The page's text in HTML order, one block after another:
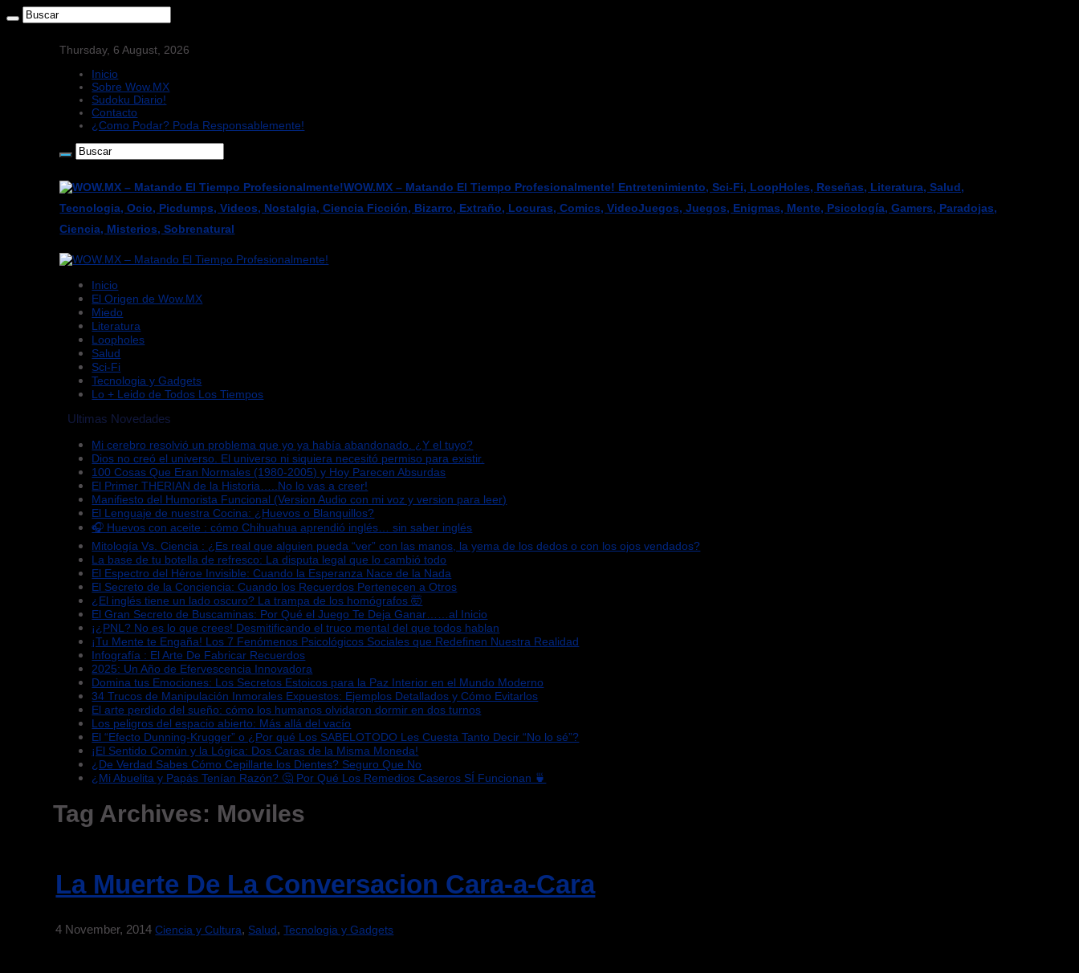
Thursday, 6 August, 2026
Inicio
Sobre Wow.MX
Sudoku Diario!
Contacto
¿Como Podar? Poda Responsablemente!
WOW.MX – Matando El Tiempo Profesionalmente! Entretenimiento, Sci-Fi, LoopHoles, Reseñas, Literatura, Salud,
Tecnologia, Ocio, Picdumps, Videos, Nostalgia, Ciencia Ficción, Bizarro, Extraño, Locuras, Comics, VideoJuegos, Juegos, Enigmas, Mente, Psicología, Gamers, Paradojas,
Ciencia, Misterios, Sobrenatural
Inicio
El Origen de Wow.MX
Miedo
Literatura
Loopholes
Salud
Sci-Fi
Tecnologia y Gadgets
Lo + Leido de Todos Los Tiempos
Ultimas Novedades
Mi cerebro resolvió un problema que yo ya había abandonado. ¿Y el tuyo?
Dios no creó el universo. El universo ni siquiera necesitó permiso para existir.
100 Cosas Que Eran Normales (1980-2005) y Hoy Parecen Absurdas
El Primer THERIAN de la Historia…..No lo vas a creer!
Manifiesto del Humorista Funcional (Version Audio con mi voz y version para leer)
El Lenguaje de nuestra Cocina: ¿Huevos o Blanquillos?
🎧 Huevos con aceite : cómo Chihuahua aprendió inglés… sin saber inglés
Mitología Vs. Ciencia : ¿Es real que alguien pueda “ver” con las manos, la yema de los dedos o con los ojos vendados?
La base de tu botella de refresco: La disputa legal que lo cambió todo
El Espectro del Héroe Invisible: Cuando la Esperanza Nace de la Nada
El Secreto de la Conciencia: Cuando los Recuerdos Pertenecen a Otros
¿El inglés tiene un lado oscuro? La trampa de los homógrafos 🤯
El Gran Secreto de Buscaminas: Por Qué el Juego Te Deja Ganar……al Inicio
¡¿PNL? No es lo que crees! Desmitificando el truco mental del que todos hablan
¡Tu Mente te Engaña! Los 7 Fenómenos Psicológicos Sociales que Redefinen Nuestra Realidad
Infografía : El Arte De Fabricar Recuerdos
2025: Un Año de Efervescencia Innovadora
Domina tus Emociones: Los Secretos Estoicos para la Paz Interior en el Mundo Moderno
34 Trucos de Manipulación Inmorales Expuestos: Ejemplos Detallados y Cómo Evitarlos
El arte perdido del sueño: cómo los humanos olvidaron dormir en dos turnos
Los peligros del espacio abierto: Más allá del vacío
El “Efecto Dunning-Krugger” o ¿Por qué Los SABELOTODO Les Cuesta Tanto Decir “No lo sé”?
¡El Sentido Común y la Lógica: Dos Caras de la Misma Moneda!
¿De Verdad Sabes Cómo Cepillarte los Dientes? Seguro Que No
¿Mi Abuelita y Papás Tenían Razón? 🤔 Por Qué Los Remedios Caseros SÍ Funcionan 🍵
Tag Archives: Moviles
La Muerte De La Conversacion Cara-a-Cara
4 November, 2014 Ciencia y Cultura, Salud,Tecnologia y Gadgets